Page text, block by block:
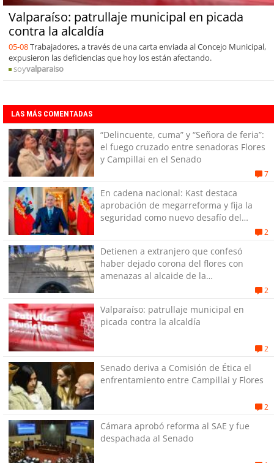
Valparaíso: patrullaje municipal en picada
contra la alcaldía
05-08Trabajadores, a través de una carta enviada al Concejo Municipal,
expusieron las deficiencias que hoy los están afectando.
soyvalparaiso
LAS MÁS COMENTADAS
“Delincuente, cuma” y “Señora de feria”:
el fuego cruzado entre senadoras Flores
y Campillai en el Senado
7
En cadena nacional: Kast destaca
aprobación de megarreforma y fija la
seguridad como nuevo desafío del
2
Detienen a extranjero que confesó
haber dejado corona del flores con
amenazas al alcaide de la
2
Valparaíso: patrullaje municipal en
picada contra la alcaldía
2
Senado deriva a Comisión de Ética el
enfrentamiento entre Campillai y Flores
2
Cámara aprobó reforma al SAE y fue
despachada al Senado